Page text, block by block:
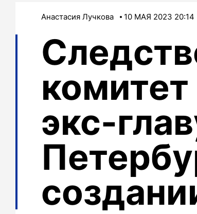
Анастасия Лучкова 10 МАЯ 2023 20:14
экс-